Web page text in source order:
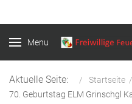
Menu
Aktuelle Seite: Startseite
70. Geburtstag ELM Grinschgl